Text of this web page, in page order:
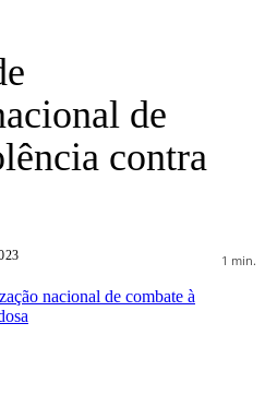
de
contra
1 min.